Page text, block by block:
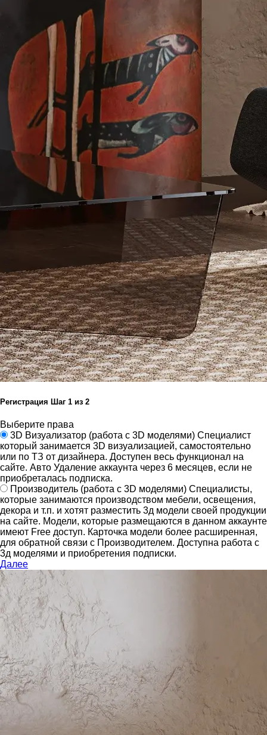
Регистрация Шаг 1 из 2
Выберите права
3D Визуализатор (работа с 3D моделями) Специалист
который занимается 3D визуализацией, самостоятельно
или по ТЗ от дизайнера. Доступен весь функционал на
сайте. Авто Удаление аккаунта через 6 месяцев, если не
приобреталась подписка.
Производитель (работа с 3D моделями) Специалисты,
которые занимаются производством мебели, освещения,
декора и т.п. и хотят разместить 3д модели своей продукции
на сайте. Модели, которые размещаются в данном аккаунте
имеют Free доступ. Карточка модели более расширенная,
для обратной связи с Производителем. Доступна работа с
3д моделями и приобретения подписки.
Далее